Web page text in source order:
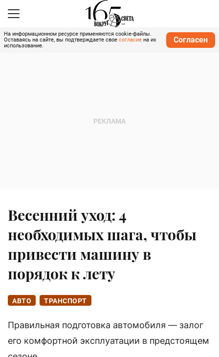
На информационном ресурсе применяются cookie-файлы.
Оставаясь на сайте, вы подтверждаете свое согласие на их
использование.
Согласен
Весенний уход: 4
необходимых шага, чтобы
привести машину в
порядок к лету
АВТО ТРАНСПОРТ
Правильная подготовка автомобиля — залог
его комфортной эксплуатации в предстоящем